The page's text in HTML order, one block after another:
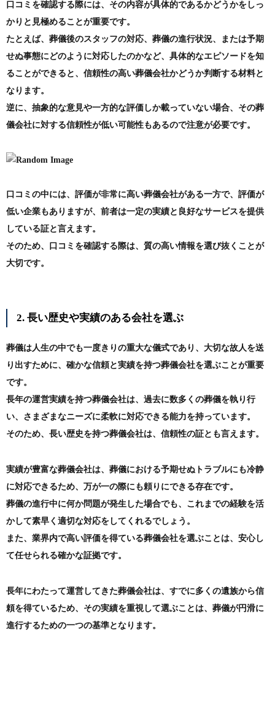
口コミを確認する際には、その内容が具体的であるかどうかをしっ
かりと見極めることが重要です。
たとえば、葬儀後のスタッフの対応、葬儀の進行状況、または予期
せぬ事態にどのように対応したのかなど、具体的なエピソードを知
ることができると、信頼性の高い葬儀会社かどうか判断する材料と
なります。
逆に、抽象的な意見や一方的な評価しか載っていない場合、その葬
儀会社に対する信頼性が低い可能性もあるので注意が必要です。
口コミの中には、評価が非常に高い葬儀会社がある一方で、評価が
低い企業もありますが、前者は一定の実績と良好なサービスを提供
している証と言えます。
そのため、口コミを確認する際は、質の高い情報を選び抜くことが
大切です。
2. 長い歴史や実績のある会社を選ぶ
葬儀は人生の中でも一度きりの重大な儀式であり、大切な故人を送
り出すために、確かな信頼と実績を持つ葬儀会社を選ぶことが重要
です。
長年の運営実績を持つ葬儀会社は、過去に数多くの葬儀を執り行
い、さまざまなニーズに柔軟に対応できる能力を持っています。
そのため、長い歴史を持つ葬儀会社は、信頼性の証とも言えます。
実績が豊富な葬儀会社は、葬儀における予期せぬトラブルにも冷静
に対応できるため、万が一の際にも頼りにできる存在です。
葬儀の進行中に何か問題が発生した場合でも、これまでの経験を活
かして素早く適切な対応をしてくれるでしょう。
また、業界内で高い評価を得ている葬儀会社を選ぶことは、安心し
て任せられる確かな証拠です。
長年にわたって運営してきた葬儀会社は、すでに多くの遺族から信
頼を得ているため、その実績を重視して選ぶことは、葬儀が円滑に
進行するための一つの基準となります。